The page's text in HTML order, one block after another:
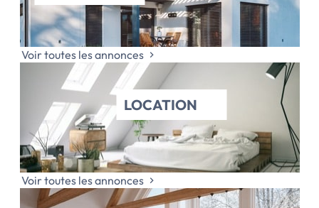
Voir toutes les annonces
LOCATION
Voir toutes les annonces